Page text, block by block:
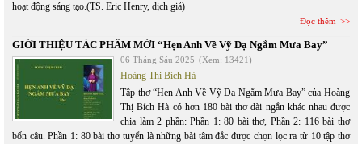
hoạt động sáng tạo.(TS. Eric Henry, dịch giả)
Đọc thêm
GIỚI THIỆU TÁC PHẨM MỚI “Hẹn Anh Về Vỹ Dạ Ngắm Mưa Bay”
06 Tháng Sáu 2025 (Xem: 13421)
Hoàng Thị Bích Hà
Tập thơ “Hẹn Anh Về Vỹ Dạ Ngắm Mưa Bay” của Hoàng
Thị Bích Hà có hơn 180 bài thơ dài ngắn khác nhau được
chia làm 2 phần: Phần 1: 80 bài thơ, Phần 2: 116 bài thơ
bốn câu. Phần 1: 80 bài thơ tuyển là những bài tâm đắc được chọn lọc ra từ 10 tập thơ